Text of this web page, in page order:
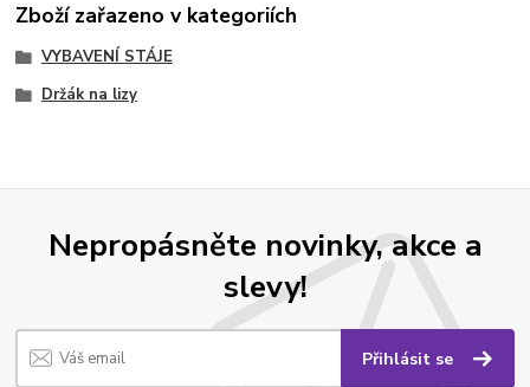
Zboží zařazeno v kategoriích
VYBAVENÍ STÁJE
Držák na lizy
Nepropásněte novinky, akce a
slevy!
Přihlásit se